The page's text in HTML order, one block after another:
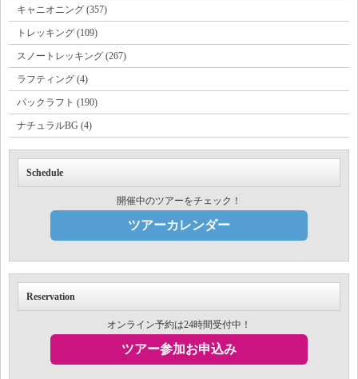
キャニオニング (357)
トレッキング (109)
スノートレッキング (267)
ラフティング (4)
パックラフト (190)
ナチュラルBG (4)
Schedule
開催中のツアーをチェック！
ツアーカレンダー
Reservation
オンライン予約は24時間受付中！
ツアー参加お申込み